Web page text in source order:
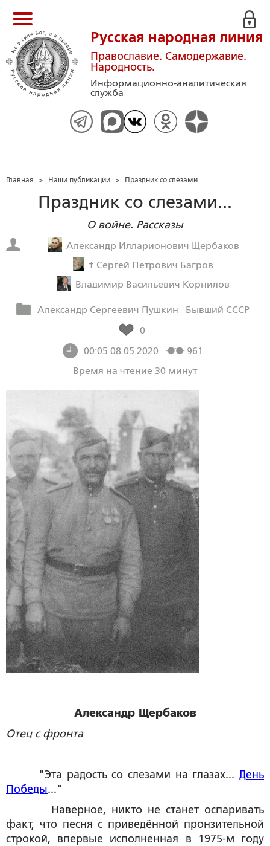
Русская народная линия
Православие. Самодержавие.
Народность.
Информационно-аналитическая
служба
Главная > Наши публикации > Праздник со слезами...
Праздник со слезами...
О войне. Рассказы
Александр Илларионович Щербаков
† Сергей Петрович Багров
Владимир Васильевич Корнилов
Александр Сергеевич Пушкин
Бывший СССР
0
00:05 08.05.2020
961
Время на чтение 30 минут
Александр Щербаков
Отец с фронта
"Эта радость со слезами на глазах... День
Победы..."
Наверное, никто не станет оспаривать
факт, что песня с приведённой пронзительной
строкой, впервые исполненная в 1975-м году